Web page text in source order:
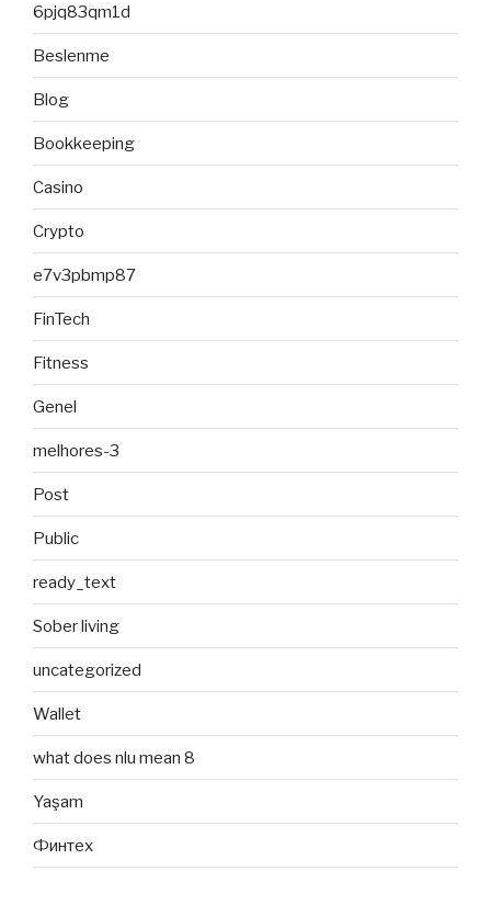
6pjq83qm1d
Beslenme
Blog
Bookkeeping
Casino
Crypto
e7v3pbmp87
FinTech
Fitness
Genel
melhores-3
Post
Public
ready_text
Sober living
uncategorized
Wallet
what does nlu mean 8
Yaşam
Финтех